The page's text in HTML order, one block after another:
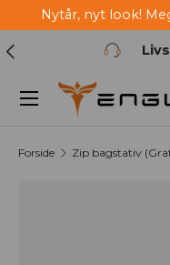
Spring til indhold
Nytår, nyt look!
Forrige
Menu
Forside Zip bagstativ